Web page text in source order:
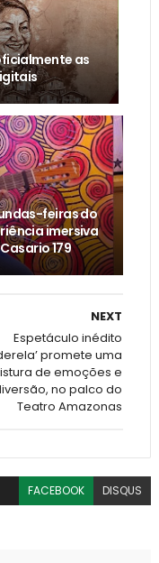
as
feiras do
imersiva
179
NEXT
Espetáculo inédito
promete uma
de emoções e
no palco do
Teatro Amazonas
FACEBOOK DISQUS